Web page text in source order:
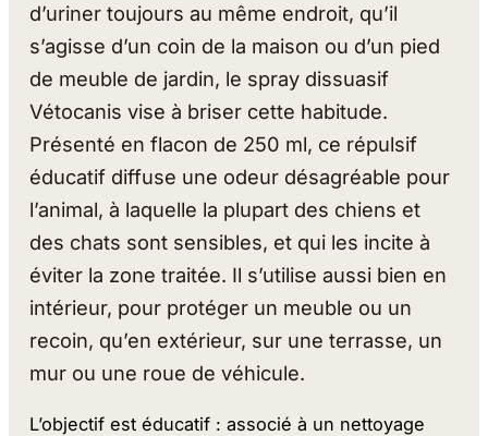
d’uriner toujours au même endroit, qu’il
s’agisse d’un coin de la maison ou d’un pied
de meuble de jardin, le spray dissuasif
Vétocanis vise à briser cette habitude.
Présenté en flacon de 250 ml, ce répulsif
éducatif diffuse une odeur désagréable pour
l’animal, à laquelle la plupart des chiens et
des chats sont sensibles, et qui les incite à
éviter la zone traitée. Il s’utilise aussi bien en
intérieur, pour protéger un meuble ou un
recoin, qu’en extérieur, sur une terrasse, un
mur ou une roue de véhicule.
L’objectif est éducatif : associé à un nettoyage